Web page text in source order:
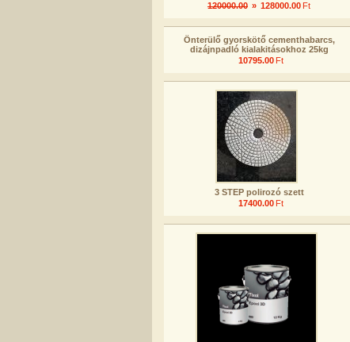
120000.00 » 128000.00 Ft
Önterülő gyorskötő cementhabarcs,
dizájnpadló kialakitásokhoz 25kg
10795.00 Ft
3 STEP polirozó szett
17400.00 Ft